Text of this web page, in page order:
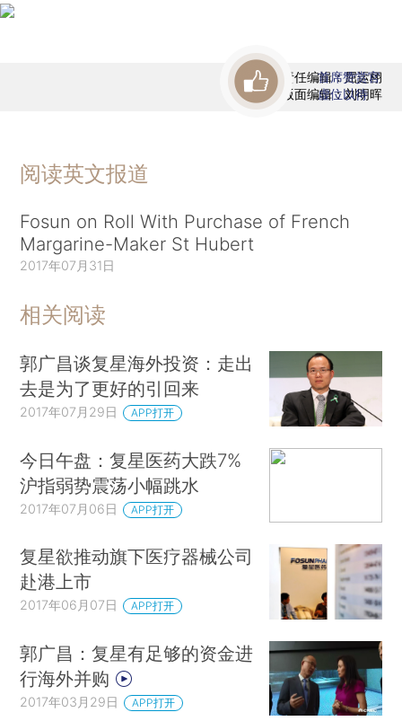
责任编辑：屈运栩
版面编辑：刘明晖
首席赞赏官
虚位以待
阅读英文报道
Fosun on Roll With Purchase of French
Margarine-Maker St Hubert
2017年07月31日
相关阅读
郭广昌谈复星海外投资：走出
去是为了更好的引回来
2017年07月29日 APP打开
今日午盘：复星医药大跌7%
沪指弱势震荡小幅跳水
2017年07月06日 APP打开
复星欲推动旗下医疗器械公司
赴港上市
2017年06月07日 APP打开
郭广昌：复星有足够的资金进
行海外并购
2017年03月29日 APP打开